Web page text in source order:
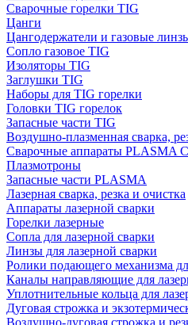
Сварочные горелки TIG
Цанги
Цангодержатели и газовые
Сопло газовое TIG
Изоляторы TIG
Заглушки TIG
Наборы для TIG горелки
Головки TIG горелок
Запасные части TIG
Воздушно-плазменная сварка,
Сварочные аппараты PLASMA
Плазмотроны
Запасные части PLASMA
Лазерная сварка, резка и очистка
Аппараты лазерной сварки
Горелки лазерные
Сопла для лазерной сварки
Линзы для лазерной сварки
Ролики подающего механизма
Каналы направляющие для
Уплотнительные кольца для
Дуговая строжка и
Воздушно-дуговая строжка и